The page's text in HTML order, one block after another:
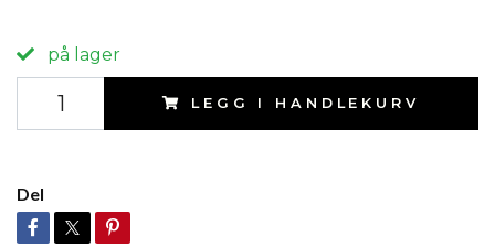
på lager
LEGG I HANDLEKURV
Del